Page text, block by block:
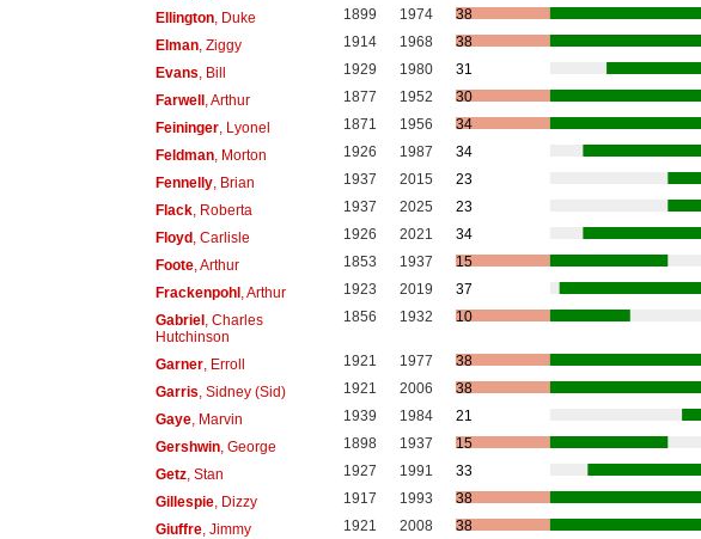
Ellington, Duke 1899 1974
38
Elman, Ziggy 1914 1968
38
Evans , Bill 1929 1980
31
Farwell, Arthur 1877 1952
30
Feininger, Lyonel 1871 1956
34
Feldman, Morton 1926 1987
34
Fennelly, Brian 1937 2015
23
Flack, Roberta 1937 2025
23
Floyd, Carlisle 1926 2021
34
Foote, Arthur 1853 1937
15
Frackenpohl, Arthur 1923 2019
37
Gabriel, Charles
Hutchinson
1856 1932 10
Garner, Erroll 1921 1977
38
Garris , Sidney (Sid) 1921 2006
38
Gaye, Marvin 1939 1984
21
Gershwin, George 1898 1937
15
Getz, Stan 1927 1991
33
Gillespie, Dizzy 1917 1993
38
Giuffre, Jimmy 1921 2008
38